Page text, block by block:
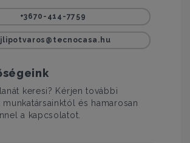
+3670-414-7759
keresi? Kérjen további
és hamarosan
a kapcsolatot.